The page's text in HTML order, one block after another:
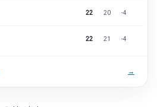
22 20 -4
22 21 -4
→